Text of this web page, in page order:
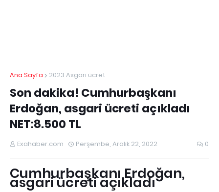
Ana Sayfa 2023 Asgari ücret
Son dakika! Cumhurbaşkanı
Erdoğan, asgari ücreti açıkladı
NET:8.500 TL
Exahaber.com Perşembe, Aralık 22, 2022 0
Cumhurbaşkanı Erdoğan,
asgari ücreti açıkladı